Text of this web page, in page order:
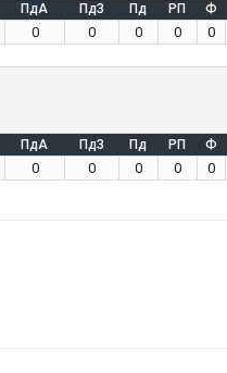
ПдА ПдЗ Пд РП Ф
0 0 0 0 0
ПдА ПдЗ Пд РП Ф
0 0 0 0 0